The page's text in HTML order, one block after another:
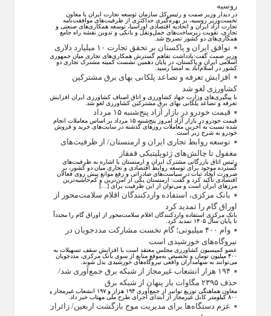
روسیه
در دیدار وزیر صمت و رئیس‌کل سازمان توسعه تجارت ایران با معاون
نخست‌وزیر روسیه، بر بهره‌گیری حداکثری از ظرفیت‌های موافقت‌نامه
تجارت آزاد ایران و اتحادیه اقتصادی اوراسیا، توسعه همکاری‌های صنعتی و
تجاری، تقویت زیرساخت‌های حمل‌ونقل و بانکی و تدوین نقشه راه جامع
همکاری‌های دو کشور تصریح شد.
توافق ایران و پاکستان بر تحقق تجارت ۱۰ میلیارد دلاری
وزیر صمت گفت:یادداشت تفاهم گسترش همکاری‌های تجاری میان جمهوری
اسلامی ایران و پاکستان، در پایان دهمین نشست کمیته مشترک تجاری دو
کشور در اسلام‌آباد به امضا رسید.
افزایش تعرفه و تصاعد پلکانی بهای برق مشترکین
کشاورزی لغو شد
با پیگیری‌های وزارت جهاد کشاورزی و اتاق اصناف کشاورزی ایران افزایش
تعرفه و تصاعد پلکانی بهای برق مشترکین کشاورزی لغو شد.
قیمت خودرو در بازار آزاد پنج‌شنبه ۱۵ مرداد
قیمت خودرو در بازار آزاد امروز پنج‌شنبه ۱۵ مرداد بر اساس معاملات انجام
شده نسبت به آخرین معاملات روز‌های گذشته در سایت‌های خرید و فروش
خودرو به شرح زیر است.
توسعه روابط تجاری ایران و ارمنستان/ از ظرفیت‌های
مغفول تا چالش‌های ژئوپلیتیکی قفقاز
رئیس اتاق بازرگانی مشترک ایران و ارمنستان با اشاره به ظرفیت‌های
گسترده موجود برای توسعه روابط اقتصادی و تجاری میان دو کشور، بر
ضرورت ایجاد ثبات در سیاست‌های صادراتی و رفع موانع پیش روی فعالان
اقتصادی تأکید کرد و گفت: ارمنستان یکی از امن‌ترین و کم‌حاشیه‌ترین
مرز‌های ایران است و می‌توان از این ظرفیت برای […]
بانک مرکزی، استفاده واردکنندگان اقلام سلامت‌محور از
اوراق گام را تمدید کرد
بانک مرکزی استفاده واردکنندگان اقلام سلامت‌محور از اوراق گام را مجدداً
تا پایان سال ۱۴۰۵ تمدید کرد.
وام ۴۰۰ میلیونی؛ گام نخست مشارکت مددجویان در
نیروگاه‌های خورشیدی است
عضو کمیسیون کشاورزی مجلس معتقد است با افزایش سقف تسهیلات به
۴۰۰ میلیون تومان و تخصیص به‌موقع منابع از سوی بانک مرکزی، مددجویان
می‌توانند به سهامداران واقعی نیروگاه‌های خورشیدی بدل شوند.
۱۹۴ هزار انشعاب غیرمجاز از شبکه برق جمع‌آوری شد/
حذف ۲۳۹۵ مگاوات بار پنهان از شبکه برق
معاون هماهنگی توزیع توانیر از جمع‌آوری ۱۹۴ هزار و ۱۹۷ انشعاب غیرمجاز و
۸۰۰ کیلومتر کابل غیرمجاز از ابتدای اجرای طرح ملی مهتاب خبر داد.
عزم دستگاه‌ها برای مدیریت موج بازگشت اربعین/ زائران